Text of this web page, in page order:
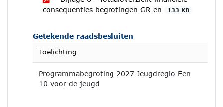
consequenties begrotingen GR-en
133 KB
Getekende raadsbesluiten
Toelichting
Programmabegroting 2027 Jeugdregio Een
10 voor de jeugd